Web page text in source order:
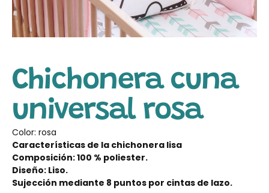
Chichonera cuna
universal rosa
Color: rosa
Características de la chichonera lisa
Composición: 100 % poliester.
Diseño: Liso.
Sujección mediante 8 puntos por cintas de lazo.